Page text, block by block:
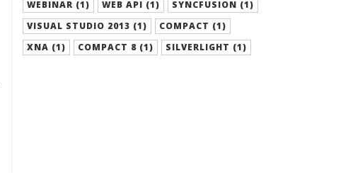
WEBINAR (1)
WEB API (1)
SYNCFUSION (1)
VISUAL STUDIO 2013 (1)
COMPACT (1)
XNA (1)
COMPACT 8 (1) SILVERLIGHT (1)